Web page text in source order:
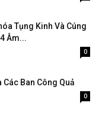
Tụng Kinh Và Cúng
Âm...
0
Các Ban Công Quả
0